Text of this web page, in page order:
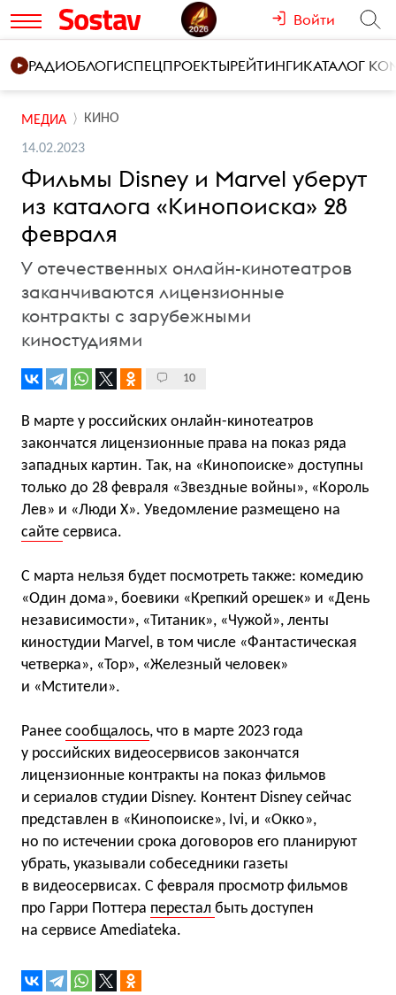
Войти
РАДИОБЛОГИСПЕЦПРОЕКТЫРЕЙТИНГИКАТАЛОГ
МЕДИА КИНО
14.02.2023
Фильмы Disney и Marvel уберут
из каталога «Кинопоиска» 28
февраля
У отечественных онлайн-кинотеатров
заканчиваются лицензионные
контракты с зарубежными
киностудиями
10
В марте у российских онлайн-кинотеатров
закончатся лицензионные права на показ ряда
западных картин. Так, на «Кинопоиске» доступны
только до 28 февраля «Звездные войны», «Король
Лев» и «Люди X». Уведомление размещено на
сайте сервиса.
С марта нельзя будет посмотреть также: комедию
«Один дома», боевики «Крепкий орешек» и «День
независимости», «Титаник», «Чужой», ленты
киностудии Marvel, в том числе «Фантастическая
четверка», «Тор», «Железный человек»
и «Мстители».
Ранее сообщалось, что в марте 2023 года
у российских видеосервисов закончатся
лицензионные контракты на показ фильмов
и сериалов студии Disney. Контент Disney сейчас
представлен в «Кинопоиске», Ivi, и «Окко»,
но по истечении срока договоров его планируют
убрать, указывали собеседники газеты
в видеосервисах. С февраля просмотр фильмов
про Гарри Поттера перестал быть доступен
на сервисе Amediateka.